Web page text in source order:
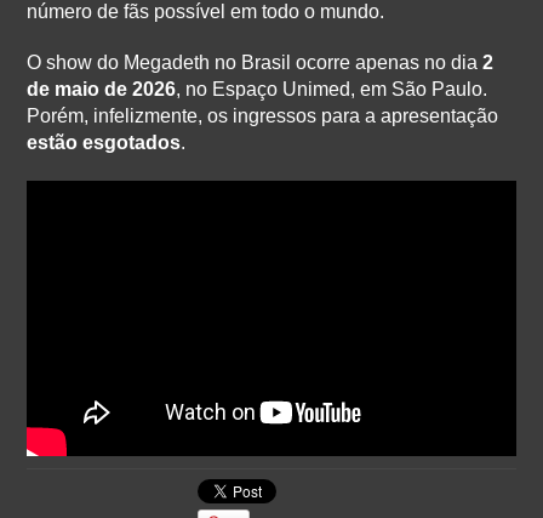
número de fãs possível em todo o mundo.
O show do Megadeth no Brasil ocorre apenas no dia2
de maio de 2026, no Espaço Unimed, em São Paulo.
Porém, infelizmente, os ingressos para a apresentação
estão esgotados.